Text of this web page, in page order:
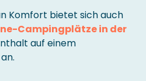
Komfort bietet sich auch
Campingplätze in der
auf einem
an.